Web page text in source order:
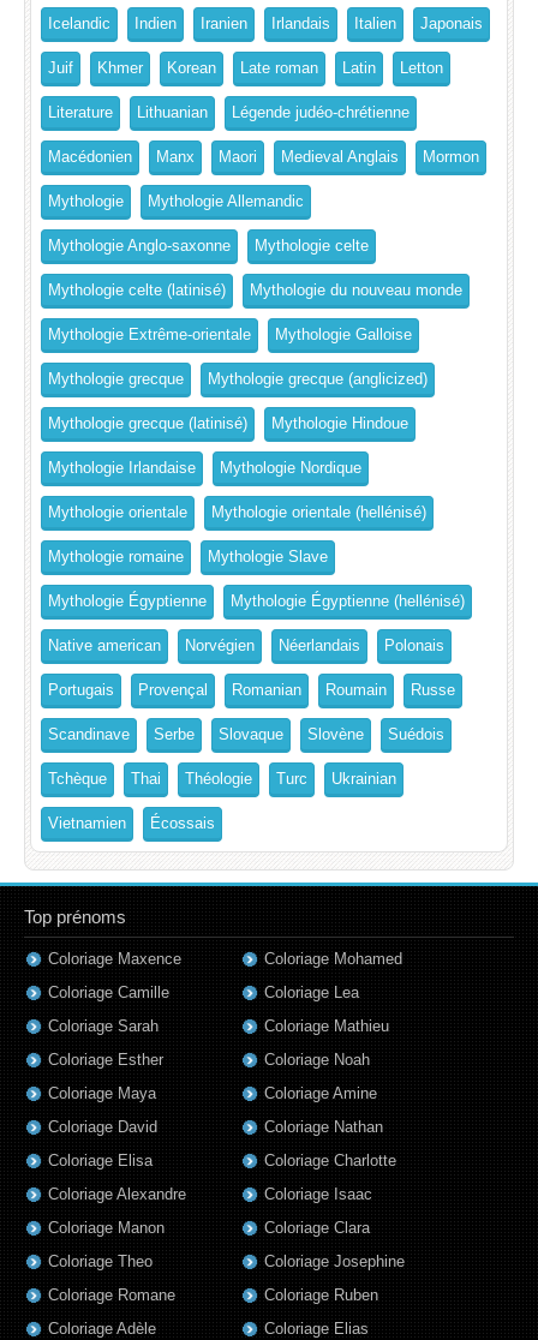
Icelandic Indien Iranien Irlandais Italien Japonais
Juif Khmer Korean Late roman Latin Letton
Literature Lithuanian Légende judéo-chrétienne
Macédonien Manx Maori Medieval Anglais Mormon
Mythologie Mythologie Allemandic
Mythologie Anglo-saxonne Mythologie celte
Mythologie celte (latinisé) Mythologie du nouveau monde
Mythologie Extrême-orientale Mythologie Galloise
Mythologie grecque Mythologie grecque (anglicized)
Mythologie grecque (latinisé) Mythologie Hindoue
Mythologie Irlandaise Mythologie Nordique
Mythologie orientale Mythologie orientale (hellénisé)
Mythologie romaine Mythologie Slave
Mythologie Égyptienne Mythologie Égyptienne (hellénisé)
Native american Norvégien Néerlandais Polonais
Portugais Provençal Romanian Roumain Russe
Scandinave Serbe Slovaque Slovène Suédois
Tchèque Thai Théologie Turc Ukrainian
Vietnamien Écossais
Top prénoms
Coloriage Maxence
Coloriage Camille
Coloriage Sarah
Coloriage Esther
Coloriage Maya
Coloriage David
Coloriage Elisa
Coloriage Alexandre
Coloriage Manon
Coloriage Theo
Coloriage Romane
Coloriage Adèle
Coloriage Mohamed
Coloriage Lea
Coloriage Mathieu
Coloriage Noah
Coloriage Amine
Coloriage Nathan
Coloriage Charlotte
Coloriage Isaac
Coloriage Clara
Coloriage Josephine
Coloriage Ruben
Coloriage Elias